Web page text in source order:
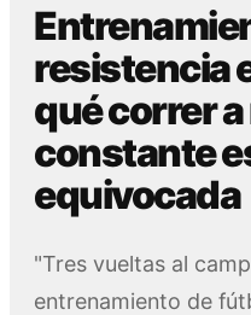
resistencia
qué correr
constante
equivocada
"Tres vueltas al
entrenamiento de